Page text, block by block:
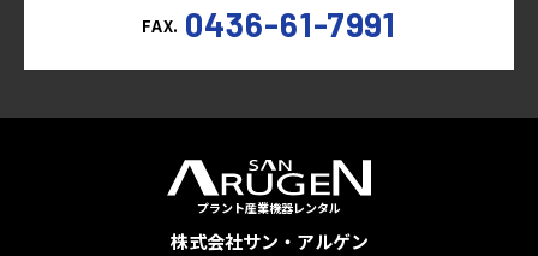
FAX. 0436-61-7991
プラント産業機器レンタル
株式会社サン・アルゲン